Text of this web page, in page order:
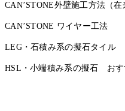
CAN’STONE外壁施工方法（在
CAN’STONE ワイヤー工法
LEG・石積み系の擬石タイル
HSL・小端積み系の擬石 おす